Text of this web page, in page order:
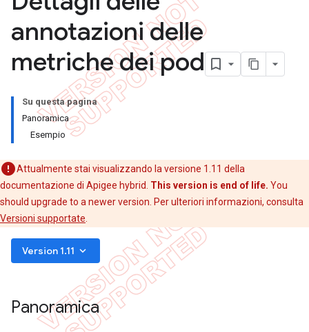
annotazioni delle
metriche dei pod
Su questa pagina
Panoramica
Esempio
Attualmente stai visualizzando la versione 1.11 della
documentazione di Apigee hybrid. This version is end of life. You
should upgrade to a newer version. Per ulteriori informazioni, consulta
Versioni supportate
Version 1.11 keyboard_arrow_down
Panoramica